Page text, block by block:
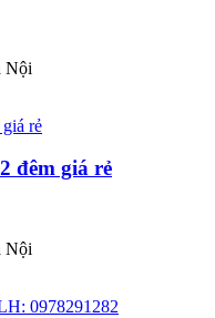
Nội
đêm giá rẻ
Nội